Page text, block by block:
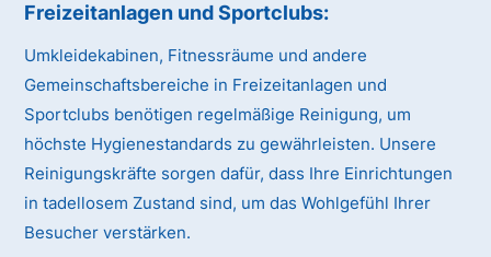
Freizeitanlagen und Sportclubs:
Umkleidekabinen, Fitnessräume und andere
Gemeinschaftsbereiche in Freizeitanlagen und
Sportclubs benötigen regelmäßige Reinigung, um
höchste Hygienestandards zu gewährleisten. Unsere
Reinigungskräfte sorgen dafür, dass Ihre Einrichtungen
in tadellosem Zustand sind, um das Wohlgefühl Ihrer
Besucher verstärken.